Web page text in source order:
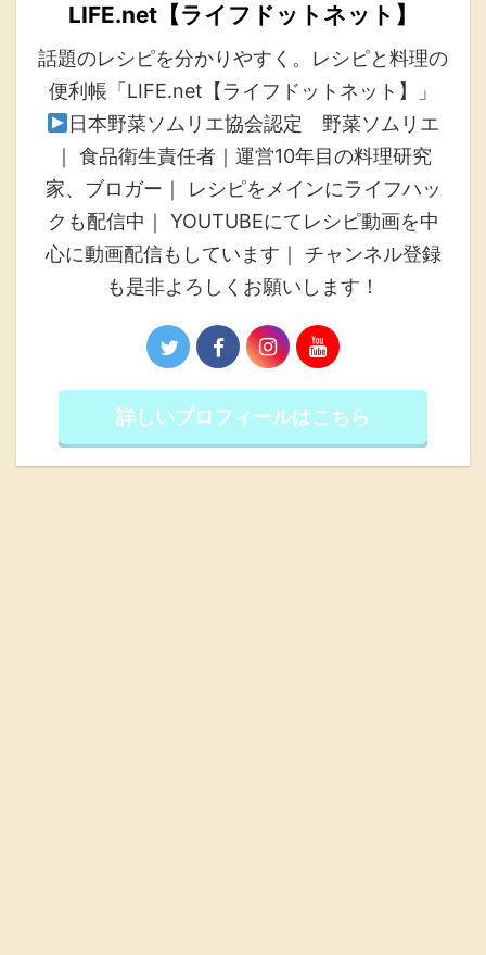
LIFE.net【ライフドットネット】
話題のレシピを分かりやすく。レシピと料理の
便利帳「LIFE.net【ライフドットネット】」
日本野菜ソムリエ協会認定 野菜ソムリエ
｜ 食品衛生責任者｜運営10年目の料理研究
家、ブロガー｜ レシピをメインにライフハッ
クも配信中｜ YOUTUBEにてレシピ動画を中
心に動画配信もしています｜ チャンネル登録
も是非よろしくお願いします！
詳しいプロフィールはこちら